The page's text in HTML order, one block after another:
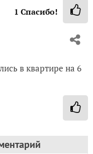
1 Спасибо!
в квартире на 6